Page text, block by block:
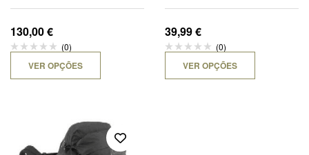
130,00€
(0)
VER OPÇÕES
39,99€
(0)
VER OPÇÕES